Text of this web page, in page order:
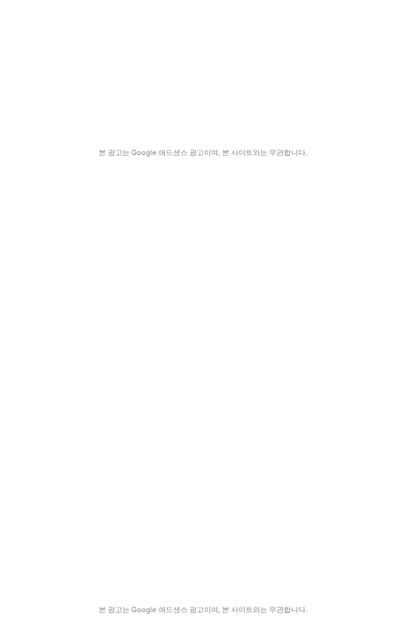
본 광고는 Google 애드센스 광고이며, 본 사이트와는 무관합니다.
본 광고는 Google 애드센스 광고이며, 본 사이트와는 무관합니다.